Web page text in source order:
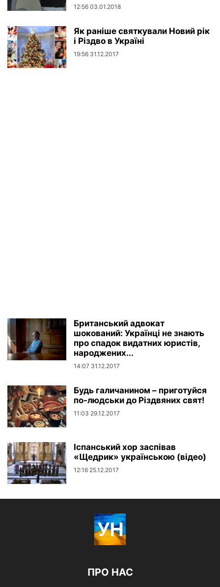
12:56 03.01.2018
Як раніше святкували Новий рік
і Різдво в Україні
19:56 31.12.2017
Британський адвокат
шокований: Українці не знають
про спадок видатних юристів,
народжених...
14:07 31.12.2017
Будь галичанином – приготуйся
по-людськи до Різдвяних свят!
11:03 29.12.2017
Іспанський хор заспівав
«Щедрик» українською (відео)
12:16 25.12.2017
ПРО НАС